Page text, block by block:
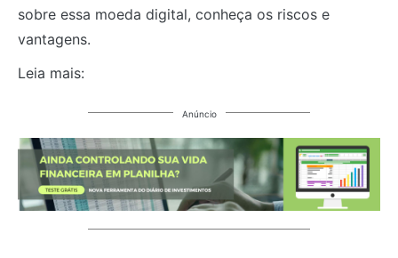
sobre essa moeda digital, conheça os riscos e
vantagens.
Leia mais:
Anúncio